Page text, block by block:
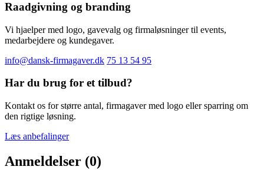
Raadgivning og branding
Vi hjaelper med logo, gavevalg og firmaløsninger til events,
medarbejdere og kundegaver.
info@dansk-firmagaver.dk 75 13 54 95
Har du brug for et tilbud?
Kontakt os for større antal, firmagaver med logo eller sparring om
den rigtige løsning.
Læs anbefalinger
Anmeldelser (0)